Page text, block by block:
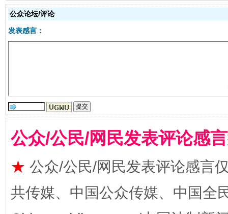
全民健身五年计划来了！等你上场
公众论坛/评论
发表感言：
公众/公民/网民发表评论感
★ 公众/公民/网民发表评论感言
共传媒、中国公众传媒、中国全